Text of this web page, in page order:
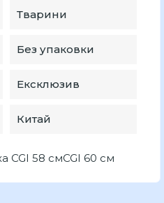
Тварини
Без упаковки
Ексклюзив
Китай
CGI 58 смCGI 60 см